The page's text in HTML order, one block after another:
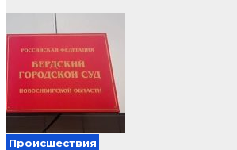
Происшествия